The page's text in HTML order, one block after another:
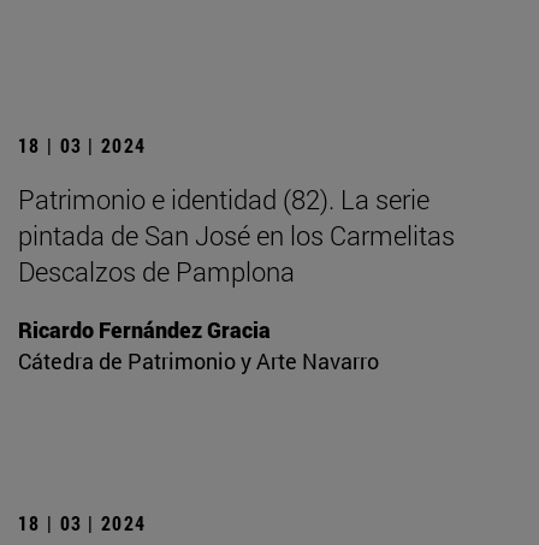
18 | 03 | 2024
Patrimonio e identidad (82). La serie
pintada de San José en los Carmelitas
Descalzos de Pamplona
Ricardo Fernández Gracia
Cátedra de Patrimonio y Arte Navarro
18 | 03 | 2024